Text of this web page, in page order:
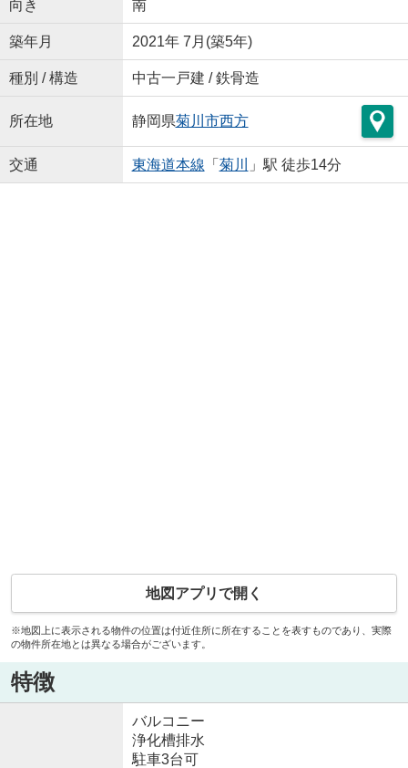
向き 南
築年月 2021年 7月(築5年)
種別 / 構造 中古一戸建 / 鉄骨造
所在地 静岡県菊川市西方
交通 東海道本線 「 菊川 」駅 徒歩14分
地図アプリで開く
※地図上に表示される物件の位置は付近住所に所在することを表すものであり、実際
の物件所在地とは異なる場合がございます。
特徴
バルコニー
浄化槽排水
駐車3台可